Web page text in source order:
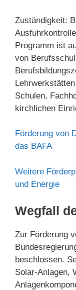
Zuständigkeit:
Programm ist
von
Schulen,
kirchlichen
Förderung von
das BAFA
Weitere
und Energie
Wegfall
Zur Förderung
beschlossen.
Solar-Anlagen,